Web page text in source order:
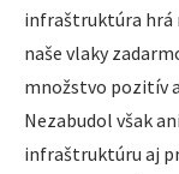
infraštruktúra hrá
naše vlaky
množstvo pozitív
Nezabudol však
infraštruktúru aj